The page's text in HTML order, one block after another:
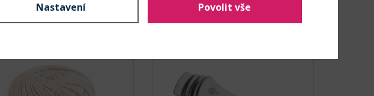
provázek / knot
mm
Kovový držák na knoty
svíček
Nastavení Povolit vše